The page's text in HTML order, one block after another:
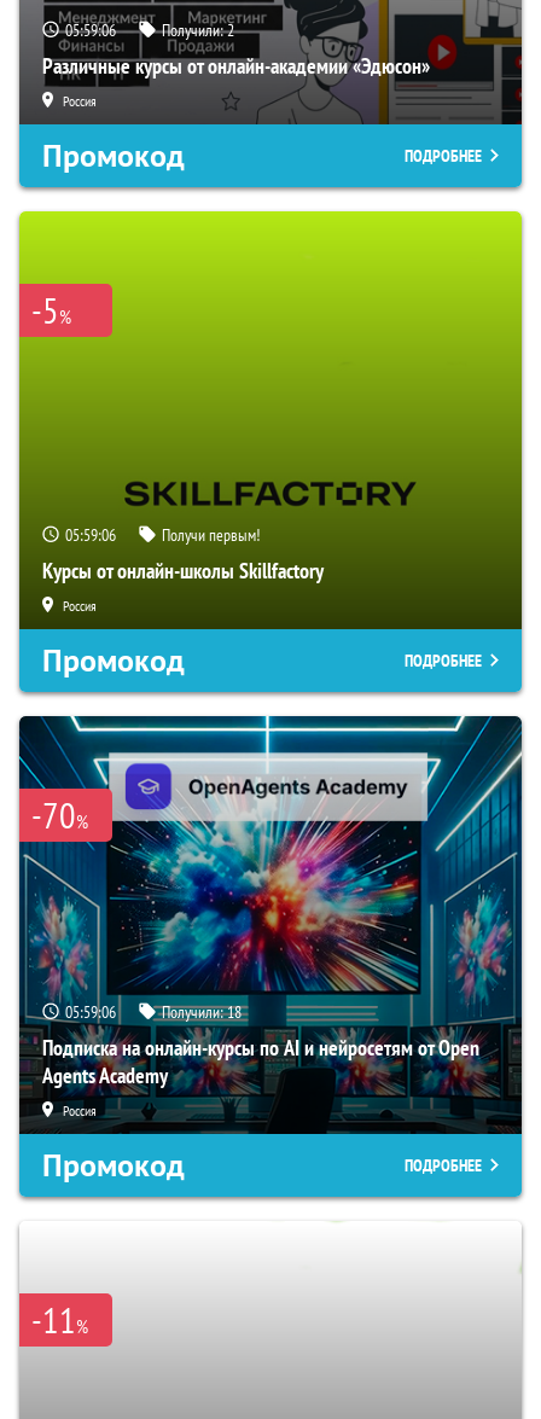
05:59:05 Получили:2
Различные курсы от онлайн-академии «Эдюсон»
Россия
Промокод ПОДРОБНЕЕ
-5%
05:59:05 Получи первым!
Курсы от онлайн-школы Skillfactory
Россия
Промокод ПОДРОБНЕЕ
-70%
05:59:05 Получили:18
Подписка на онлайн-курсы по AI и нейросетям от Open
Agents Academy
Россия
Промокод ПОДРОБНЕЕ
-11%